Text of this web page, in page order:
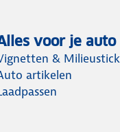
voor je auto
&
artikelen